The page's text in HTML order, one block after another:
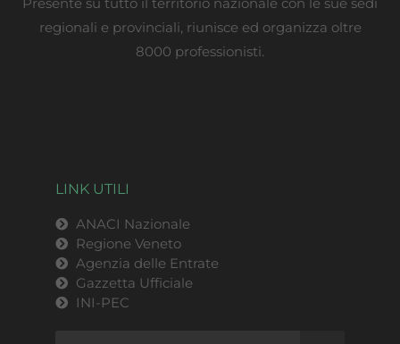
regionali e provinciali, riunisce ed organizza oltre
8000 professionisti.
LINK UTILI
ANACI Nazionale
Regione Veneto
Agenzia delle Entrate
Gazzetta Ufficiale
INI-PEC